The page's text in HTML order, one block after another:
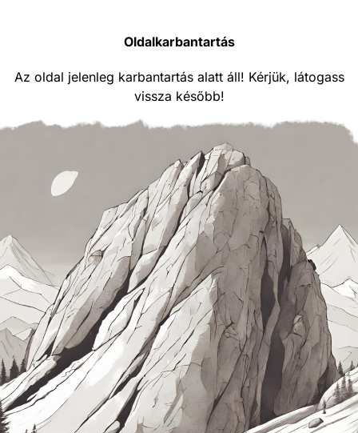
Oldalkarbantartás
Az oldal jelenleg karbantartás alatt áll! Kérjük, látogass
vissza később!